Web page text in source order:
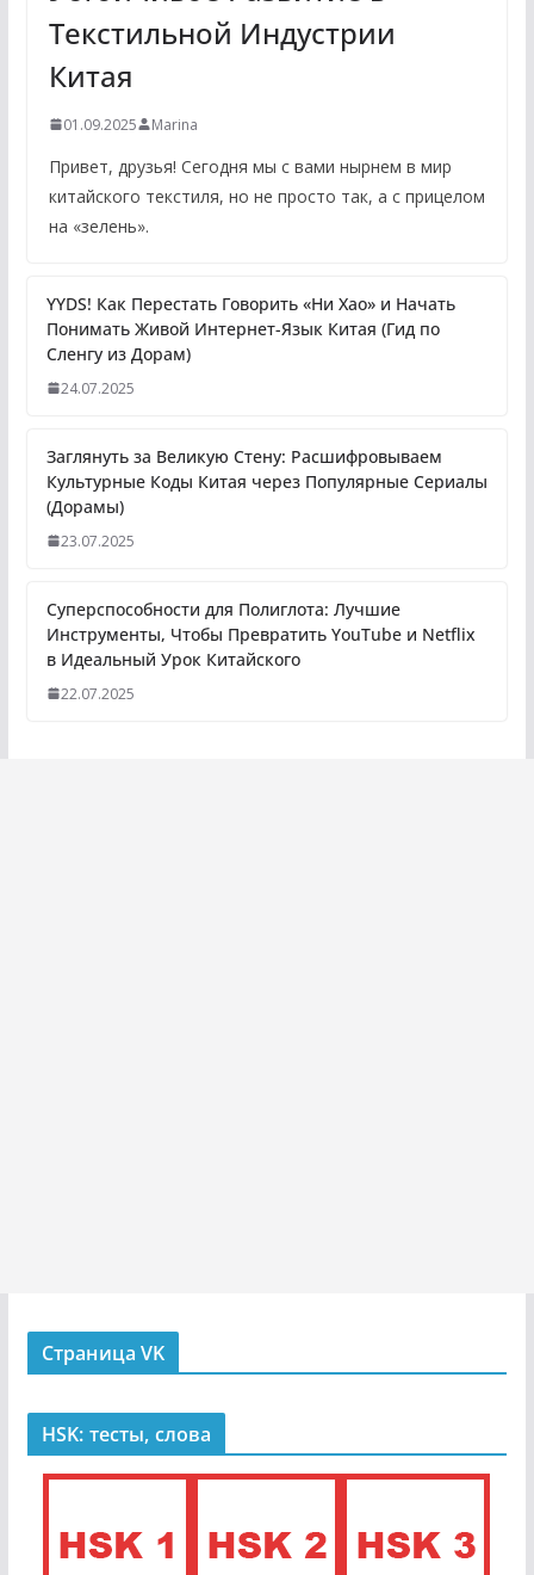
Текстильной Индустрии
Китая
01.09.2025 Marina
Привет, друзья! Сегодня мы с вами нырнем в мир
китайского текстиля, но не просто так, а с прицелом
на «зелень».
YYDS! Как Перестать Говорить «Ни Хао» и Начать
Понимать Живой Интернет-Язык Китая (Гид по
Сленгу из Дорам)
24.07.2025
Заглянуть за Великую Стену: Расшифровываем
Культурные Коды Китая через Популярные Сериалы
(Дорамы)
23.07.2025
Суперспособности для Полиглота: Лучшие
Инструменты, Чтобы Превратить YouTube и Netflix
в Идеальный Урок Китайского
22.07.2025
Страница VK
HSK: тесты, слова